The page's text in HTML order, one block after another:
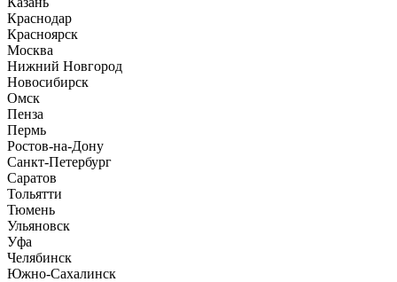
Краснодар
Красноярск
Москва
Нижний Новгород
Новосибирск
Омск
Пенза
Пермь
Ростов-на-Дону
Санкт-Петербург
Саратов
Тольятти
Тюмень
Ульяновск
Уфа
Челябинск
Южно-Сахалинск